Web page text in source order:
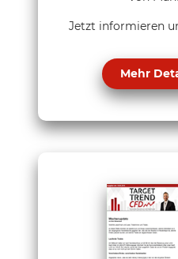
Jetzt informieren
Mehr